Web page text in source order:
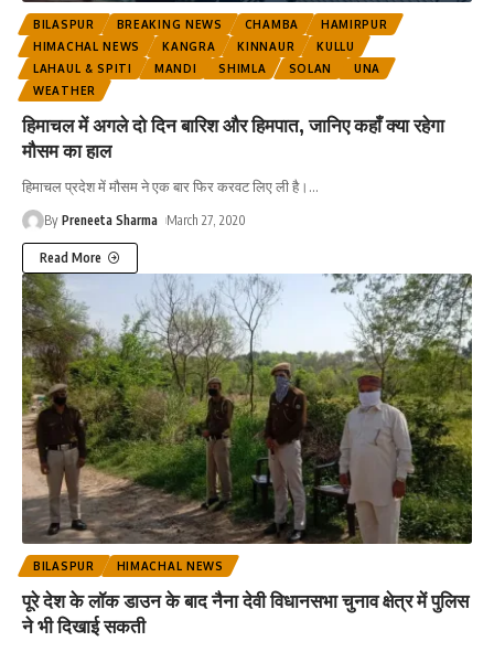
BILASPUR BREAKING NEWS CHAMBA
HAMIRPUR
HIMACHAL NEWS
KANGRA KINNAUR
KULLU
LAHAUL & SPITI
MANDI SHIMLA SOLAN
UNA
WEATHER
हिमाचल में अगले दो दिन बारिश और हिमपात, जानिए कहाँ क्या रहेगा
मौसम का हाल
हिमाचल प्रदेश में मौसम ने एक बार फिर करवट लिए ली है। …
By Preneeta Sharma March 27, 2020
Read More
BILASPUR HIMACHAL NEWS
पूरे देश के लॉक डाउन के बाद नैना देवी विधानसभा चुनाव क्षेत्र में पुलिस
ने भी दिखाई सकती